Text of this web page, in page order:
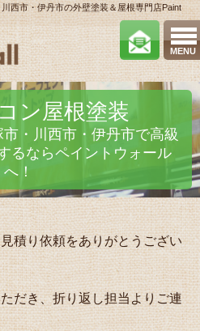
MENU
西市・伊丹市の外壁塗装＆屋根専門店Paint
ン屋根塗装
・川西市・伊丹市で高級
るならペイントウォール
へ！
積り依頼をありがとうござい
だき、折り返し担当よりご連